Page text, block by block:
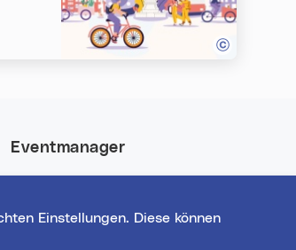
Einstellungen. Diese können
Eventmanager
Noch nicht registriert?